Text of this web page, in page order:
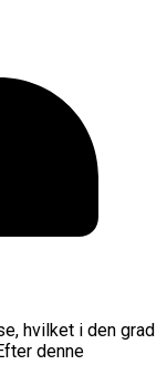
hvilket i den grad
denne